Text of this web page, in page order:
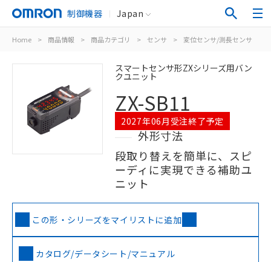
制御機器 Japan
Home > 商品情報 > 商品カテゴリ > センサ > 変位センサ/測長センサ
スマートセンサ形ZXシリーズ用バン
クユニット
ZX-SB11
2027年06月受注終了予定
外形寸法
段取り替えを簡単に、スピ
ーディに実現できる補助ユ
ニット
この形・シリーズをマイリストに追加
カタログ/データシート/マニュアル